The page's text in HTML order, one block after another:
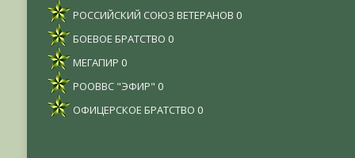
РОССИЙСКИЙ СОЮЗ ВЕТЕРАНОВ 0
БОЕВОЕ БРАТСТВО 0
МЕГАПИР 0
РООВВС "ЭФИР" 0
ОФИЦЕРСКОЕ БРАТСТВО 0